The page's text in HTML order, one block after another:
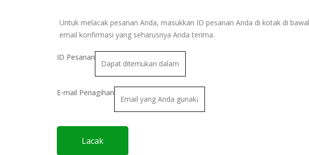
Untuk melacak pesanan Anda, masukkan ID pesanan Anda di kotak di
email konfirmasi yang seharusnya Anda terima.
ID Pesanan
E-mail Penagihan
Lacak